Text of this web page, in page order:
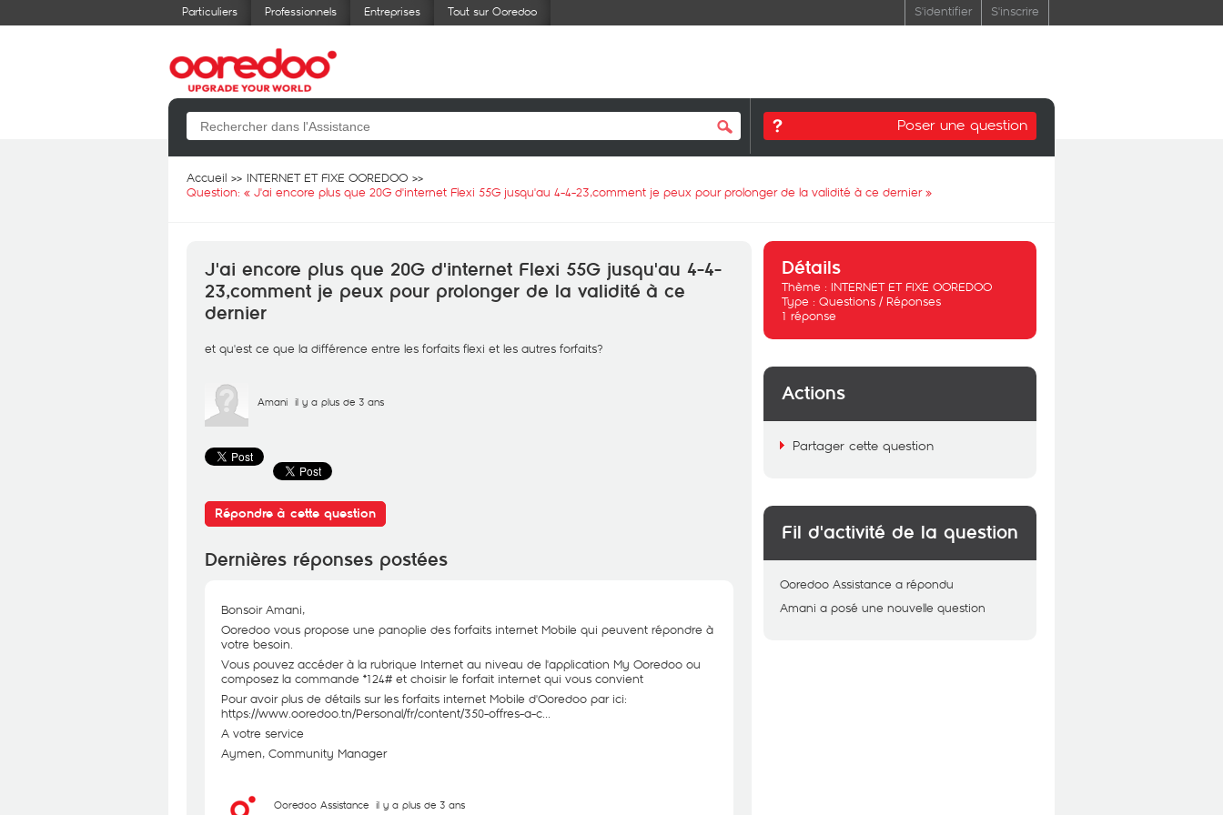
Particuliers Professionnels Entreprises Tout sur Ooredoo S'identifier S'inscrire
Poser une question
Accueil
INTERNET ET FIXE OOREDOO
Question: « J'ai encore plus que 20G d'internet Flexi 55G jusqu'au 4-4-23,comment je peux pour prolonger de la validité à ce dernier»
J'ai encore plus que 20G d'internet Flexi 55G jusqu'au 4-4-
23,comment je peux pour prolonger de la validité à ce
dernier
et qu'est ce que la différence entre les forfaits flexi et les autres forfaits?
Amani il y a plus de 3 ans
Répondre à cette question
Dernières réponses postées
Bonsoir Amani,
Ooredoo vous propose une panoplie des forfaits internet Mobile qui peuvent répondre à
votre besoin.
Vous pouvez accéder à la rubrique Internet au niveau de l'application My Ooredoo ou
composez la commande *124# et choisir le forfait internet qui vous convient
Pour avoir plus de détails sur les forfaits internet Mobile d'Ooredoo par ici:
https://www.ooredoo.tn/Personal/fr/content/350-offres-a-c...
A votre service
Aymen, Community Manager
Ooredoo Assistance il y a plus de 3 ans
Détails
Thème : INTERNET ET FIXE OOREDOO
Type : Questions / Réponses
1 réponse
Actions
Partager cette question
Fil d'activité de la question
Ooredoo Assistance a répondu
Amani a posé une nouvelle question